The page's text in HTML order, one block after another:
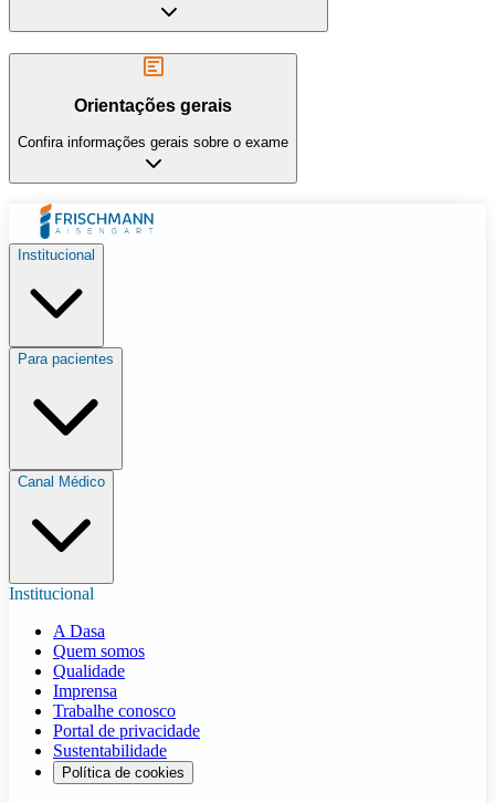
Orientações gerais
Confira informações gerais sobre o exame
Institucional
Para pacientes
Canal Médico
Institucional
A Dasa
Quem somos
Qualidade
Imprensa
Trabalhe conosco
Portal de privacidade
Sustentabilidade
Política de cookies